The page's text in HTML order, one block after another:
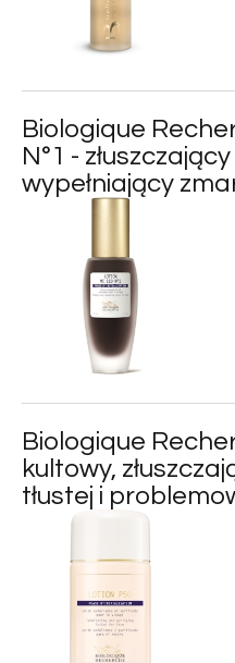
Biologique
N°1 -
wypełniający
Biologique
kultowy,
tłustej i